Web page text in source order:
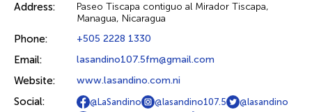
Address:
Paseo Tiscapa contiguo al Mirador Tiscapa,
Managua, Nicaragua
Phone: +505 2228 1330
Email: lasandino107.5fm@gmail.com
Website: www.lasandino.com.ni
Social: @LaSandino @lasandino107.5
@lasandino